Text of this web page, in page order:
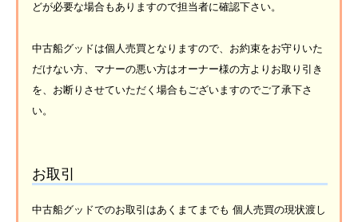
どが必要な場合もありますので担当者に確認下さい。
中古船グッドは個人売買となりますので、お約束をお守りいた
だけない方、マナーの悪い方はオーナー様の方よりお取り引き
を、お断りさせていただく場合もございますのでご了承下さ
い。
お取引
中古船グッドでのお取引はあくまてまでも 個人売買の現状渡し